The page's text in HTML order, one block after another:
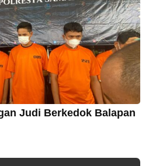
Judi Berkedok Balapan